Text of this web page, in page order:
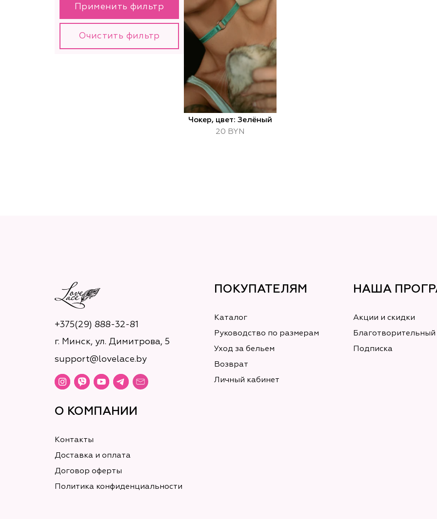
Применить фильтр
Очистить фильтр
Чокер, цвет: Зелёный
20 BYN
+375(29) 888-32-81
г. Минск, ул. Димитрова, 5
support@lovelace.by
ПОКУПАТЕЛЯМ
Каталог
Руководство по размерам
Уход за бельем
Возврат
Личный кабинет
НАША
Акции и скидки
Благотворительный
Подписка
О КОМПАНИИ
Контакты
Доставка и оплата
Договор оферты
Политика конфиденциальности